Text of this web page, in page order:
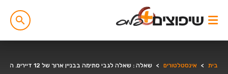
בית > אינסטלטורים > שאלה : שאלה לגבי סתימה בבניין ארוך של 12 דיירים. היכן נוצרת הסתימה בדירה שהביוב גבוה או בדירה שהביוב נמוך ?